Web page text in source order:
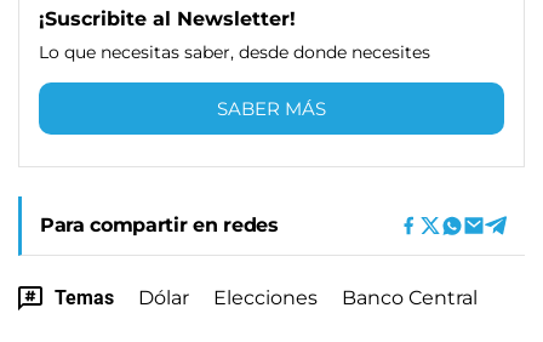
¡Suscribite al Newsletter!
Lo que necesitas saber, desde donde necesites
SABER MÁS
Para compartir en redes
Temas Dólar Elecciones Banco Central